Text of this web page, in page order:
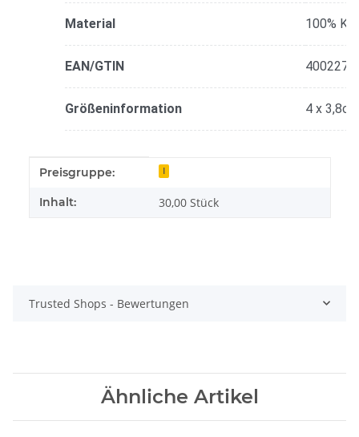
Material 100%
EAN/GTIN
Größeninformation 4 x 3,8cm
Produkteigenschaft
Wert
Preisgruppe: I
Inhalt: 30,00 Stück
Trusted Shops - Bewertungen
Ähnliche Artikel